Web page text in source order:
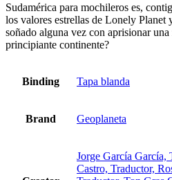
Sudamérica para mochileros es,
los valores estrellas de Lonely Planet
soñado alguna vez con aprisionar
principiante continente?
Binding Tapa blanda
Brand Geoplaneta
Jorge García García,
Castro, Traductor,